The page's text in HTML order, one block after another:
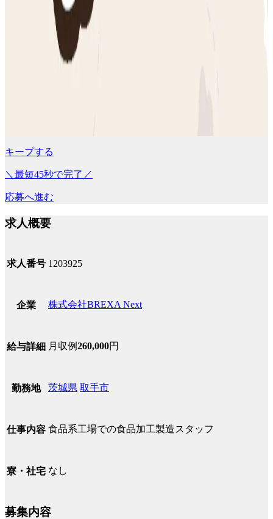
キープする
＼最短45秒で完了／
応募へ進む
求人概要
求人番号 1203925
企業 株式会社BREXA Next
給与詳細 月収例260,000円
勤務地 茨城県 取手市
仕事内容 食品系工場での食品加工製造スタッフ
寮・社宅 なし
募集内容